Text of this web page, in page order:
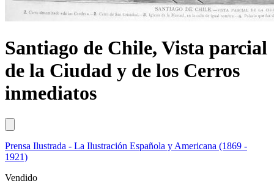
Santiago de Chile, Vista parcial
de la Ciudad y de los Cerros
inmediatos
Prensa Ilustrada - La Ilustración Española y Americana (1869 -
1921)
Vendido